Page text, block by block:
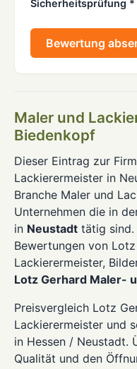
Sicherheitsprüfung *
Bewertung
Maler und
Biedenkopf
Dieser Eintrag zur
Lackierermeister in
Branche Maler und
Unternehmen die in
in Neustadt tätig sind.
Bewertungen von
Lackierermeister,
Lotz Gerhard Maler-
Preisvergleich Lotz
Lackierermeister und
in Hessen / Neustadt.
Qualität und den